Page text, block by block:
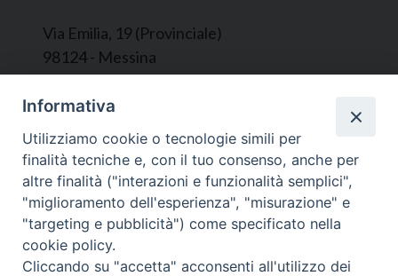
Via Emilia, 19 (Provinciale)
98124 - Messina
Segreteria e Amministrazione:
L’Ufficio è aperto tutti i giorni da lunedì a
venerdì, dalle ore 9.30 alle ore 12.30.
Tel. 090.9146045
mail:ufficiocaritas@diocesimessina.it.
Seguici su
Informativa
Utilizziamo cookie o tecnologie simili per
finalità tecniche e, con il tuo consenso, anche per
altre finalità ("interazioni e funzionalità semplici",
"miglioramento dell'esperienza", "misurazione" e
"targeting e pubblicità") come specificato nella
cookie policy.
Cliccando su "accetta" acconsenti all'utilizzo dei